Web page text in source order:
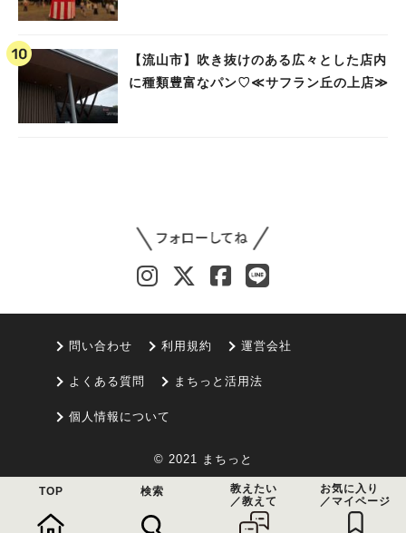
【流山市】吹き抜けのある広々とした店内
に種類豊富なパン♡≪サフラン丘の上店≫
問い合わせ 利用規約 運営会社
よくある質問 まちっと活用法
個人情報について
© 2021 まちっと
TOP 検索
教えたい
／教えて
お気に入り
／マイページ